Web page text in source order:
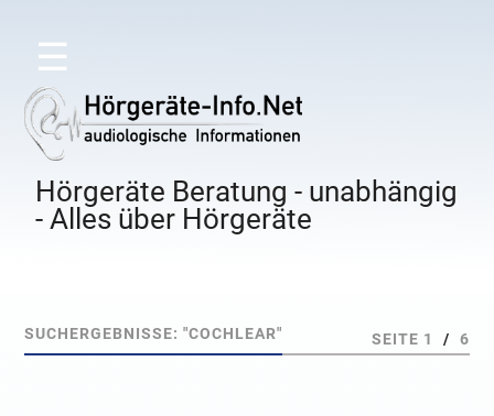
☰
Hörgeräte Beratung - unabhängig
- Alles über Hörgeräte
SUCHERGEBNISSE: "COCHLEAR" SEITE 1 / 6